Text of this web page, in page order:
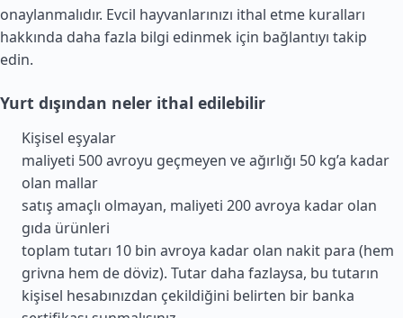
onaylanmalıdır. Evcil hayvanlarınızı ithal etme kuralları
hakkında daha fazla bilgi edinmek için bağlantıyı takip
edin.
Yurt dışından neler ithal edilebilir
Kişisel eşyalar
maliyeti 500 avroyu geçmeyen ve ağırlığı 50 kg’a kadar
olan mallar
satış amaçlı olmayan, maliyeti 200 avroya kadar olan
gıda ürünleri
toplam tutarı 10 bin avroya kadar olan nakit para (hem
grivna hem de döviz). Tutar daha fazlaysa, bu tutarın
kişisel hesabınızdan çekildiğini belirten bir banka